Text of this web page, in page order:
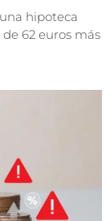
hipoteca
62 euros más